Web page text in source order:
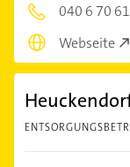
040 6 70
Webseite